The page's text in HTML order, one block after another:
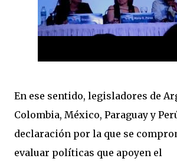
En ese sentido, legisladores de
Colombia, México, Paraguay y
declaración por la que se
evaluar políticas que apoyen el